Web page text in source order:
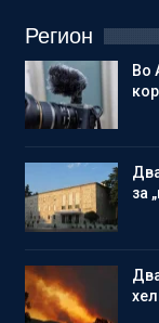
Регион
Во
за